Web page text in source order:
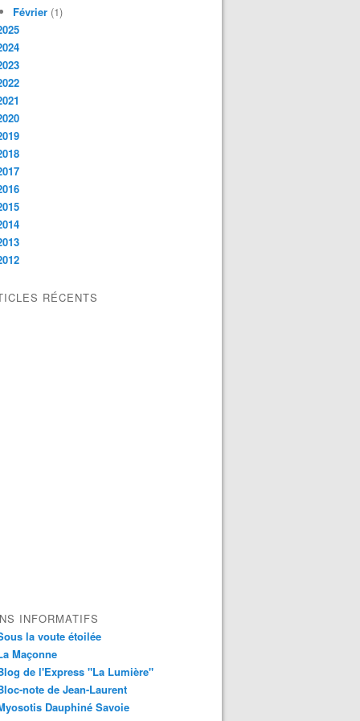
Février (1)
RÉCENTS
INFORMATIFS
la voute étoilée
Maçonne
de l'Express "La Lumière"
note de Jean-Laurent
Dauphiné Savoie